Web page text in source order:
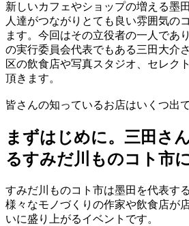
新しいカフェやショップの増える墨
人達がつながりとても良い雰囲気の
ます。今回はその立役者の一人であ
の実行委員会代表でもある三田大介
区の飲食店や写真スタジオ、セレク
頂きます。
皆さんの知っているお店はいくつ出
まずはじめに。三田さ
るすみだ川ものコト市
すみだ川ものコト市は墨田を代表す
様々なモノづくりの作家や飲食店が
いに盛り上がるイベントです。